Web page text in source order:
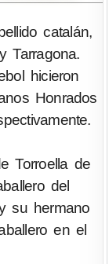
catalán,
Tarragona.
hicieron
Honrados
Torroella de
del
su hermano
en el